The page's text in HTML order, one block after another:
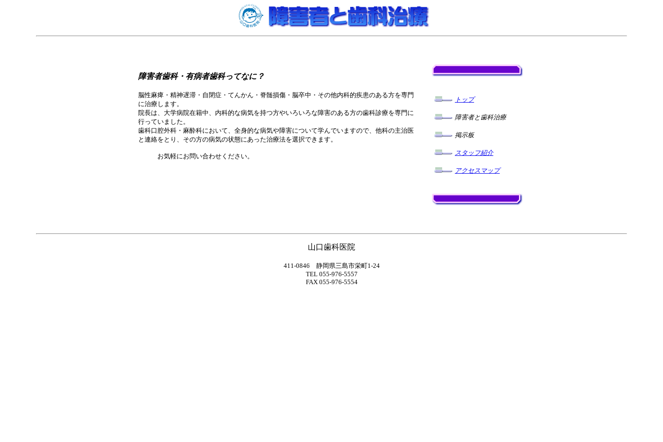
障害者歯科・有病者歯科ってなに？
脳性麻痺・精神遅滞・自閉症・てんかん・脊髄損傷・脳卒中・その他内科的疾患のある方を専門
に治療します。
院長は、大学病院在籍中、内科的な病気を持つ方やいろいろな障害のある方の歯科診療を専門に
行っていました。
歯科口腔外科・麻酔科において、全身的な病気や障害について学んでいますので、他科の主治医
と連絡をとり、その方の病気の状態にあった治療法を選択できます。
お気軽にお問い合わせください。
トップ
障害者と歯科治療
掲示板
スタッフ紹介
アクセスマップ
山口歯科医院
411-0846 静岡県三島市栄町1-24
TEL 055-976-5557
FAX 055-976-5554